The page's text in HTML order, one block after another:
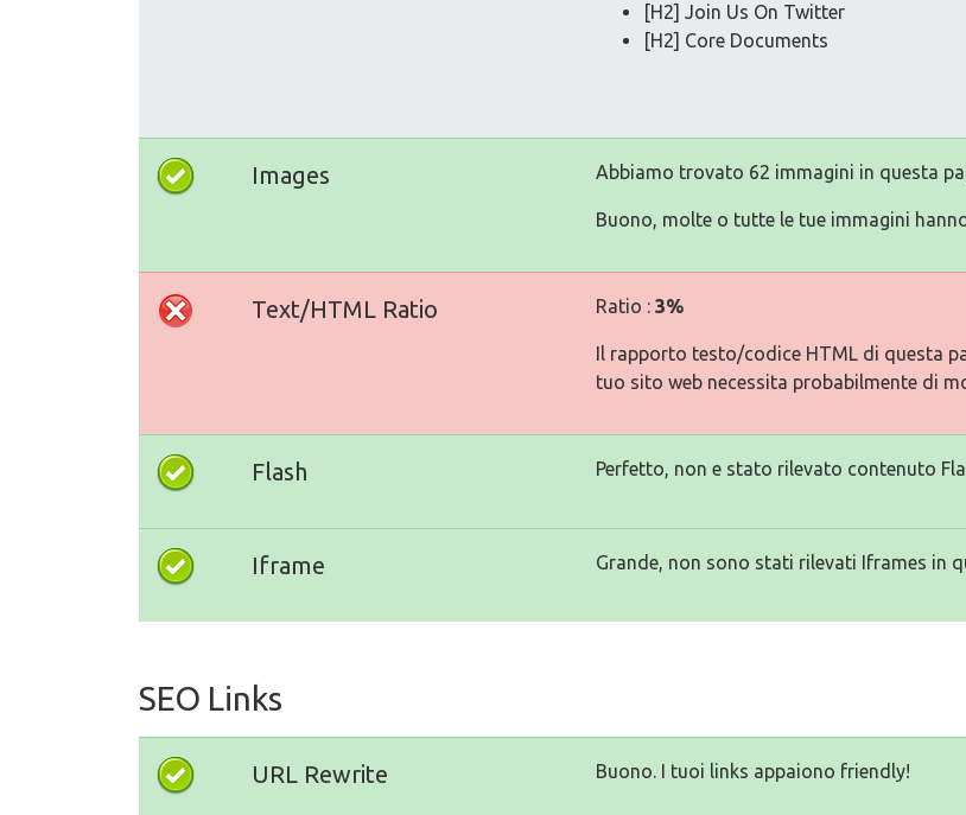
[H2] Join Us On Twitter
[H2] Core Documents
Images Abbiamo trovato 62 immagini in questa
Buono, molte o tutte le tue immagini
Text/HTML Ratio Ratio : 3%
Il rapporto testo/codice HTML di questa
tuo sito web necessita probabilmente di
Flash Perfetto, non e stato rilevato contenuto
Iframe Grande, non sono stati rilevati Iframes in
SEO Links
URL Rewrite Buono. I tuoi links appaiono friendly!